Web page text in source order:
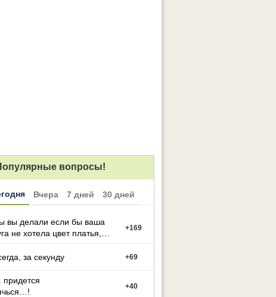
вопросы!
Вчера 7 дней 30 дней
вы делали если бы ваша
не хотела цвет платья,
+169
за секунду +69
придется
+40